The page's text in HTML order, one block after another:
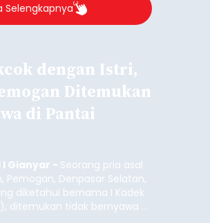
Selengkapnya
dengan Istri,
Ditemukan
di Pantai
Gianyar - Seorang pria asal
Pemogan, Denpasar Selatan,
diketahui bernama I Kadek
ditemukan tidak bernyawa di